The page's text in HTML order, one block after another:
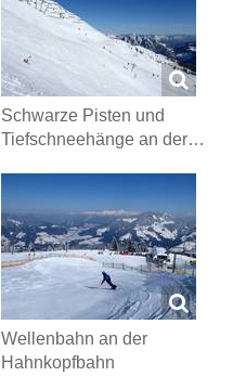
Schwarze Pisten und
Tiefschneehänge an der…
Wellenbahn an der
Hahnkopfbahn